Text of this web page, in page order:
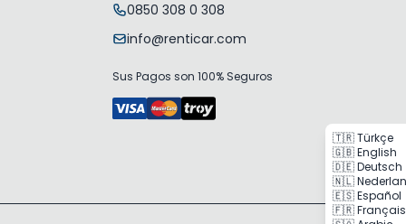
0850 308 0 308
info@renticar.com
Sus Pagos son 100% Seguros
🇹🇷 Türkçe
🇬🇧 English
🇩🇪 Deutsch
🇳🇱
🇪🇸 Español
🇫🇷 Français